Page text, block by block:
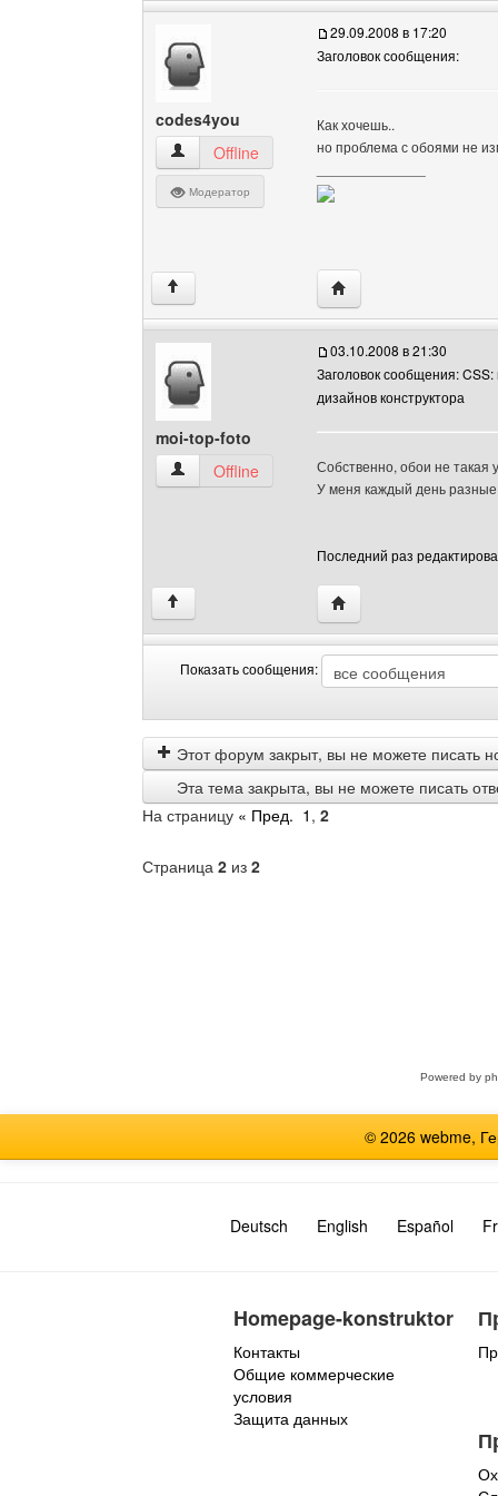
codes4you
codes4you Посмотреть профиль
Offline
Модератор
29.09.2008 в 17:20
Заголовок сообщения:
Как хочешь..
но проблема с обоями не
↑ Посетить сайт
moi-top-foto
moi-top-foto Посмотреть профиль
Offline
03.10.2008 в 21:30
Заголовок сообщения:
дизайнов конструктора
Собственно, обои не
У меня каждый день
Последний раз
↑ Посетить сайт
Показать сообщения:
сообщения
by
Этот форум закрыт, вы не можете писать
Эта тема закрыта, вы не можете писать
На страницу « Пред. 1 , 2
Страница 2 из 2
Powered by
© 2026 webme,
Deutsch English Español
Homepage-konstruktor
Контакты
Общие коммерческие
условия
Защита данных